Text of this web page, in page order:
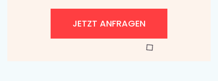
JETZT ANFRAGEN